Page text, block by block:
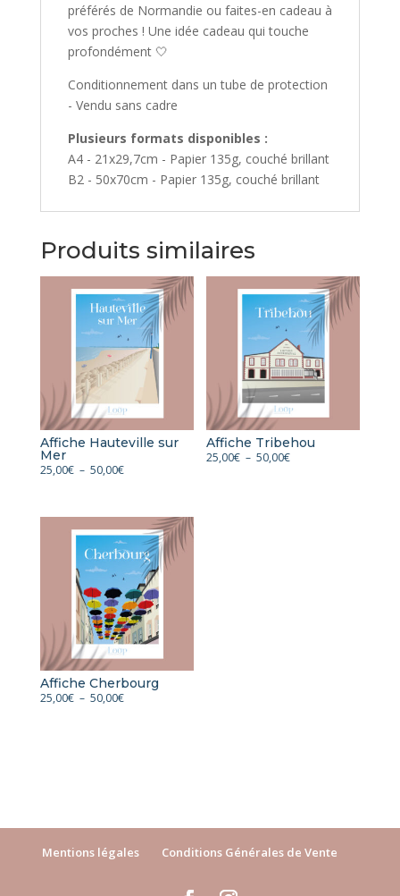
préférés de Normandie ou faites-en cadeau à
vos proches ! Une idée cadeau qui touche
profondément 🤍
Conditionnement dans un tube de protection
- Vendu sans cadre
Plusieurs formats disponibles :
A4 - 21x29,7cm - Papier 135g, couché brillant
B2 - 50x70cm - Papier 135g, couché brillant
Produits similaires
Affiche Hauteville sur
Mer
25,00€ – 50,00€Plage
25,00€
à
50,00€
Affiche Tribehou
25,00€ – 50,00€Plage
Affiche Cherbourg
25,00€ – 50,00€Plage
Mentions légales Conditions Générales de Vente